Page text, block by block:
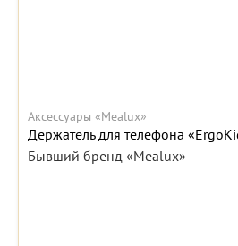
Аксессуары «Mealux»
Держатель для телефона
Бывший бренд «Mealux»